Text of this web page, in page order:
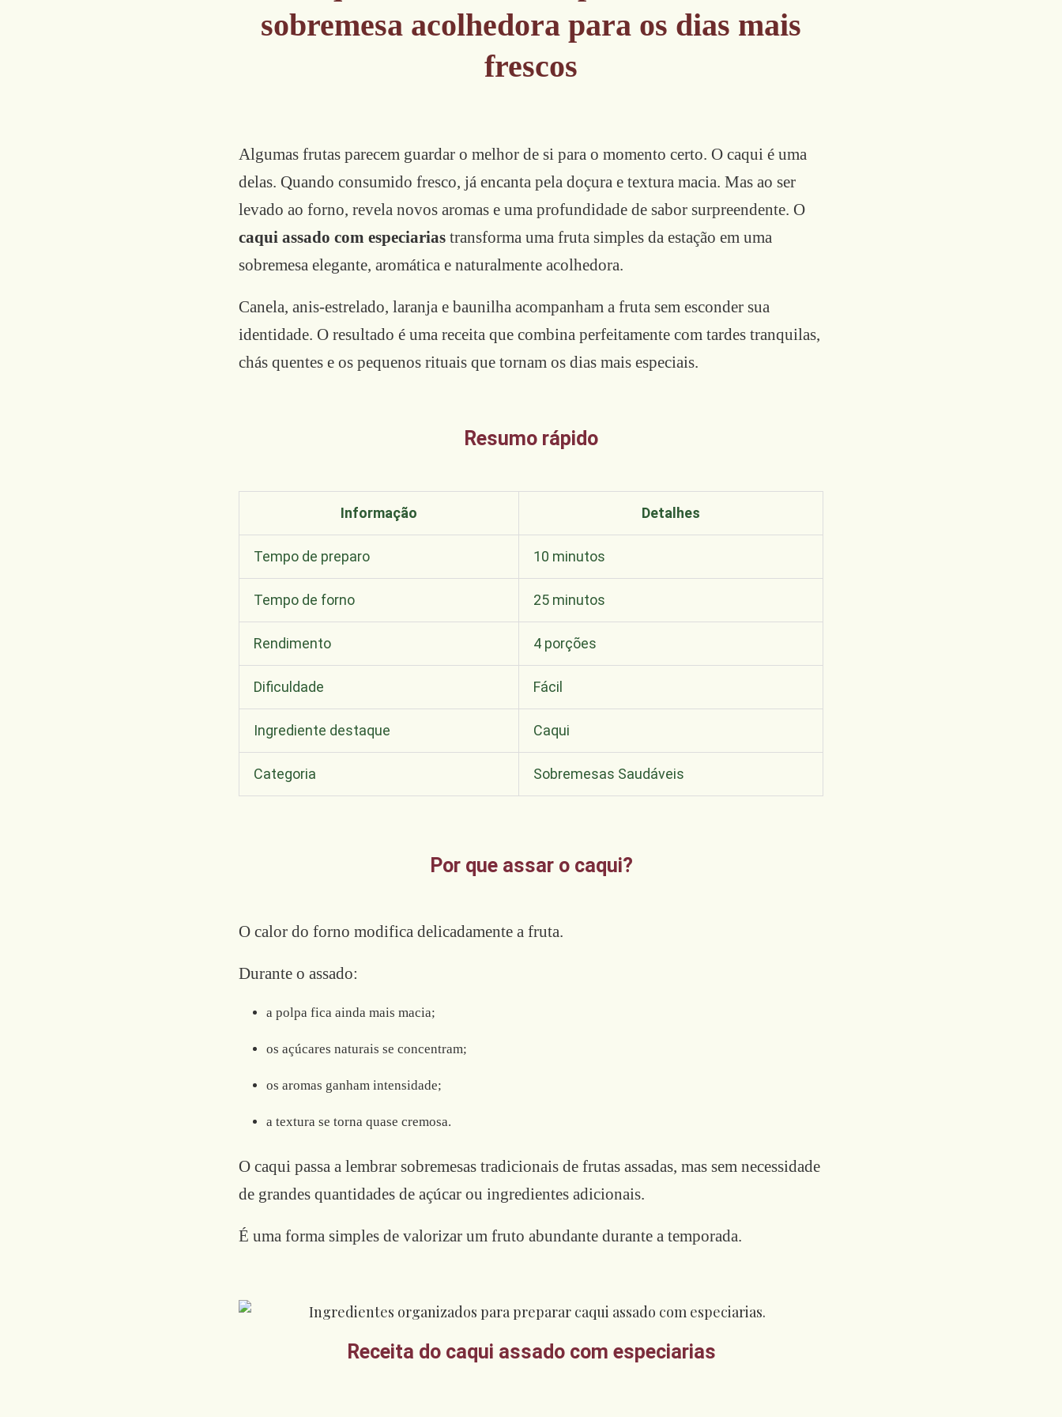
sobremesa acolhedora para os dias mais
frescos
Algumas frutas parecem guardar o melhor de si para o momento certo. O caqui é uma
delas. Quando consumido fresco, já encanta pela doçura e textura macia. Mas ao ser
levado ao forno, revela novos aromas e uma profundidade de sabor surpreendente. O
caqui assado com especiarias transforma uma fruta simples da estação em uma
sobremesa elegante, aromática e naturalmente acolhedora.
Canela, anis-estrelado, laranja e baunilha acompanham a fruta sem esconder sua
identidade. O resultado é uma receita que combina perfeitamente com tardes tranquilas,
chás quentes e os pequenos rituais que tornam os dias mais especiais.
Resumo rápido
Informação Detalhes
Tempo de preparo 10 minutos
Tempo de forno 25 minutos
Rendimento 4 porções
Dificuldade Fácil
Ingrediente destaque Caqui
Categoria Sobremesas Saudáveis
Por que assar o caqui?
O calor do forno modifica delicadamente a fruta.
Durante o assado:
a polpa fica ainda mais macia;
os açúcares naturais se concentram;
os aromas ganham intensidade;
a textura se torna quase cremosa.
O caqui passa a lembrar sobremesas tradicionais de frutas assadas, mas sem necessidade
de grandes quantidades de açúcar ou ingredientes adicionais.
É uma forma simples de valorizar um fruto abundante durante a temporada.
Receita do caqui assado com especiarias